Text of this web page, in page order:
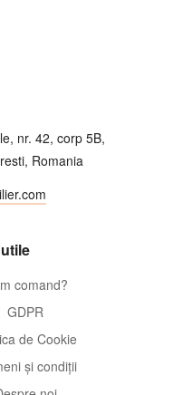
nr. 42, corp 5B,
Romania
comand?
GDPR
de Cookie
și condiții